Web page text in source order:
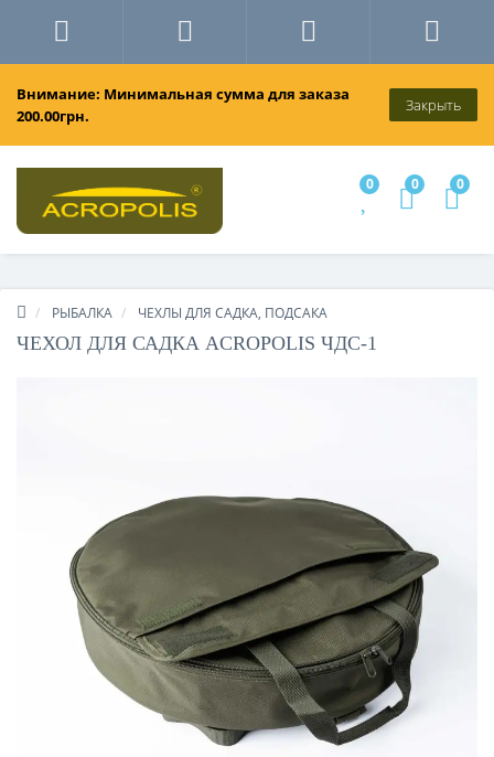
Внимание: Минимальная сумма для заказа
200.00грн.
Закрыть
0 0 0
РЫБАЛКА ЧЕХЛЫ ДЛЯ САДКА, ПОДСАКА
ЧЕХОЛ ДЛЯ САДКА ACROPOLIS ЧДС-1